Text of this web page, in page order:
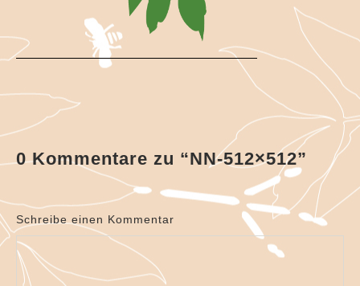
Bienenschule
Gästebuch
Kooperationspartner
Impressum
Datenschutzerklärung
Kontakt
Über mich
0 Kommentare zu “NN-512×512”
Schreibe einen Kommentar